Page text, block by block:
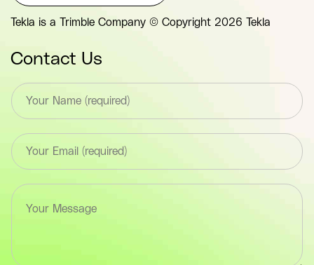
Tekla is a Trimble Company © Copyright 2026 Tekla
Contact Us
T
e
x
*
F
e
l
o
E
m
a
l
e
T
r